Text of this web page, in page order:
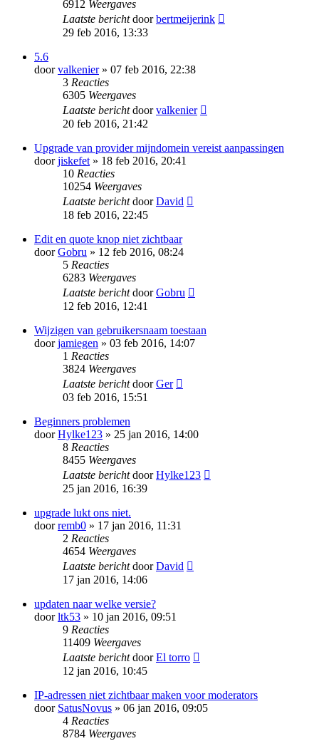
6912 Weergaves
Laatste berichtdoorbertmeijerink
29 feb 2016, 13:33
5.6
doorvalkenier» 07 feb 2016, 22:38
3 Reacties
6305 Weergaves
Laatste berichtdoorvalkenier
20 feb 2016, 21:42
Upgrade van provider mijndomein vereist aanpassingen
doorjiskefet» 18 feb 2016, 20:41
10 Reacties
10254 Weergaves
Laatste berichtdoorDavid
18 feb 2016, 22:45
Edit en quote knop niet zichtbaar
doorGobru » 12 feb 2016, 08:24
5 Reacties
6283 Weergaves
Laatste berichtdoorGobru
12 feb 2016, 12:41
Wijzigen van gebruikersnaam toestaan
doorjamiegen » 03 feb 2016, 14:07
1 Reacties
3824 Weergaves
Laatste berichtdoorGer
03 feb 2016, 15:51
Beginners problemen
doorHylke123 » 25 jan 2016, 14:00
8 Reacties
8455 Weergaves
Laatste berichtdoorHylke123
25 jan 2016, 16:39
upgrade lukt ons niet.
doorremb0 » 17 jan 2016, 11:31
2 Reacties
4654 Weergaves
Laatste berichtdoorDavid
17 jan 2016, 14:06
updaten naar welke versie?
doorltk53 » 10 jan 2016, 09:51
9 Reacties
11409 Weergaves
Laatste berichtdoorEl torro
12 jan 2016, 10:45
IP-adressen niet zichtbaar maken voor moderators
door SatusNovus » 06 jan 2016, 09:05
4 Reacties
8784 Weergaves